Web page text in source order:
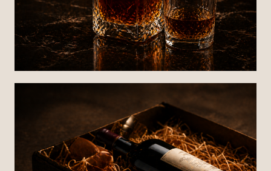
Whisky, Rhum, Gin et autres trésors